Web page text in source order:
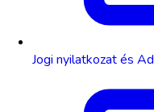
Jogi nyilatkozat és